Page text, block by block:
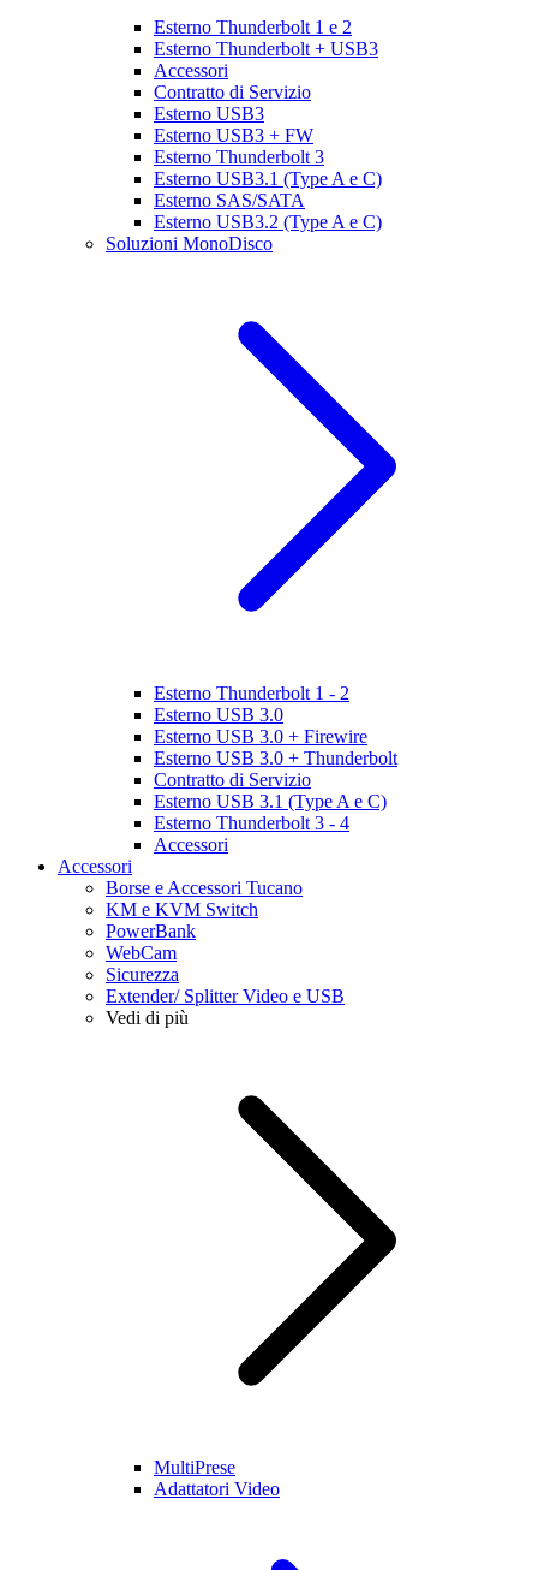
Esterno Thunderbolt 1 e 2
Esterno Thunderbolt + USB3
Accessori
Contratto di Servizio
Esterno USB3
Esterno USB3 + FW
Esterno Thunderbolt 3
Esterno USB3.1 (Type A e C)
Esterno SAS/SATA
Esterno USB3.2 (Type A e C)
Soluzioni MonoDisco
Esterno Thunderbolt 1 - 2
Esterno USB 3.0
Esterno USB 3.0 + Firewire
Esterno USB 3.0 + Thunderbolt
Contratto di Servizio
Esterno USB 3.1 (Type A e C)
Esterno Thunderbolt 3 - 4
Accessori
Accessori
Borse e Accessori Tucano
KM e KVM Switch
PowerBank
WebCam
Sicurezza
Extender/ Splitter Video e USB
Vedi di più
MultiPrese
Adattatori Video